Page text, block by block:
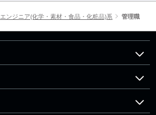
エンジニア(化学・素材・食品・化粧品)系 管理職